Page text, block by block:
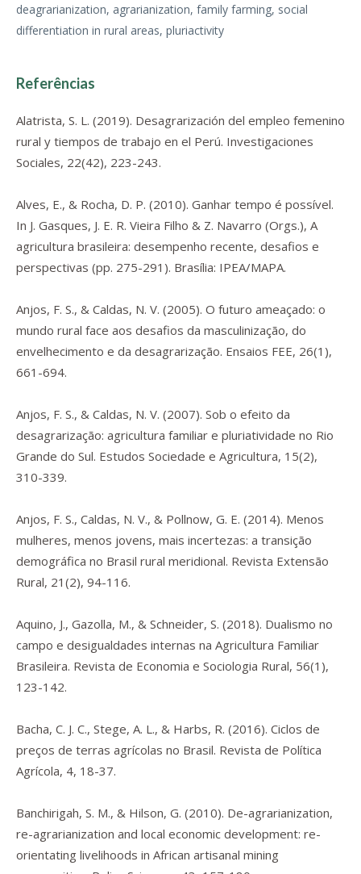
deagrarianization, agrarianization, family farming, social
differentiation in rural areas, pluriactivity
Referências
Alatrista, S. L. (2019). Desagrarización del empleo femenino
rural y tiempos de trabajo en el Perú. Investigaciones
Sociales, 22(42), 223-243.
Alves, E., & Rocha, D. P. (2010). Ganhar tempo é possível.
In J. Gasques, J. E. R. Vieira Filho & Z. Navarro (Orgs.), A
agricultura brasileira: desempenho recente, desafios e
perspectivas (pp. 275-291). Brasília: IPEA/MAPA.
Anjos, F. S., & Caldas, N. V. (2005). O futuro ameaçado: o
mundo rural face aos desafios da masculinização, do
envelhecimento e da desagrarização. Ensaios FEE, 26(1),
661-694.
Anjos, F. S., & Caldas, N. V. (2007). Sob o efeito da
desagrarização: agricultura familiar e pluriatividade no Rio
Grande do Sul. Estudos Sociedade e Agricultura, 15(2),
310-339.
Anjos, F. S., Caldas, N. V., & Pollnow, G. E. (2014). Menos
mulheres, menos jovens, mais incertezas: a transição
demográfica no Brasil rural meridional. Revista Extensão
Rural, 21 (2), 94-116.
Aquino, J., Gazolla, M., & Schneider, S. (2018). Dualismo no
campo e desigualdades internas na Agricultura Familiar
Brasileira. Revista de Economia e Sociologia Rural, 56(1),
123-142.
Bacha, C. J. C., Stege, A. L., & Harbs, R. (2016). Ciclos de
preços de terras agrícolas no Brasil. Revista de Política
Agrícola, 4, 18-37.
Banchirigah, S. M., & Hilson, G. (2010). De-agrarianization,
re-agrarianization and local economic development: re-
orientating livelihoods in African artisanal mining